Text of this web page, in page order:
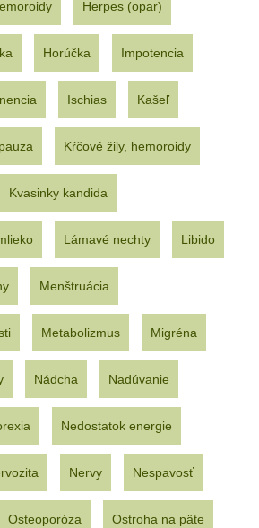
Herpes (opar)
Horúčka Impotencia
Ischias Kašeľ
Kŕčové žily, hemoroidy
Kvasinky kandida
Lámavé nechty Libido
Menštruácia
Metabolizmus Migréna
Nádcha Nadúvanie
Nedostatok energie
Nervy Nespavosť
Osteoporóza Ostroha na päte